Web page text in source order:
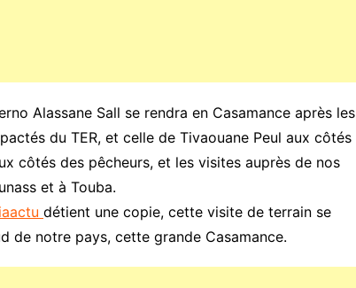
Alassane Sall se rendra en Casamance après les
du TER, et celle de Tivaouane Peul aux côtés
côtés des pêcheurs, et les visites auprès de nos
et à Touba.
détient une copie, cette visite de terrain se
de notre pays, cette grande Casamance.